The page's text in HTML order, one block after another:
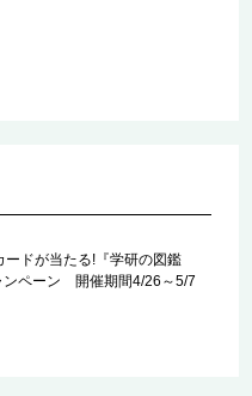
ードが当たる!『学研の図鑑
ンペーン 開催期間4/26～5/7